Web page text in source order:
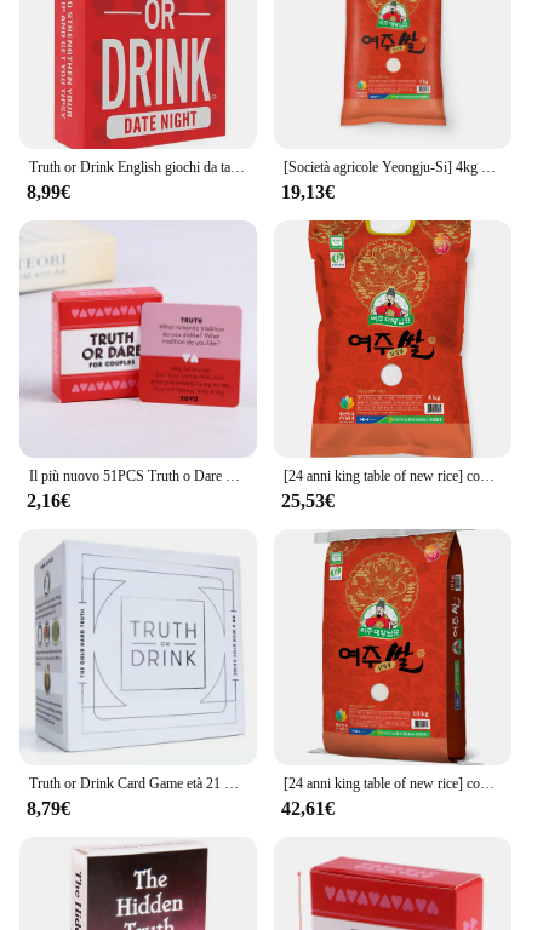
8,99€ 19,13€
2,16€
[24 anni king table of new rice] completation of the table, truth 4kg (grado superiore)
25,53€
Truth or Drink Card Game età 21 + per 3-8 giocatori gioco da tavolo
8,79€
[24 anni king table of new rice] completa il riso, truth 10kg (grado superiore)
42,61€